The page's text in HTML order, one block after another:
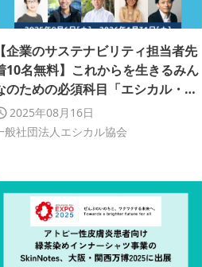
【企業のサステナビリティ担当者先
10名無料】これからを生きるみん
のための必須科目「エシカル・コ
シェルジュ講座第16期」申込開始
2025年08月16日
般社団法人エシカル協会